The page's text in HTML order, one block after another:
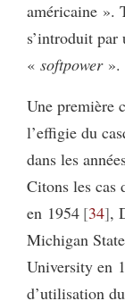
américaine ».
s’introduit par
« softpower».
Une première
l’effigie du
dans les
Citons les cas
en 1954 34 ,
Michigan
University en
d’utilisation